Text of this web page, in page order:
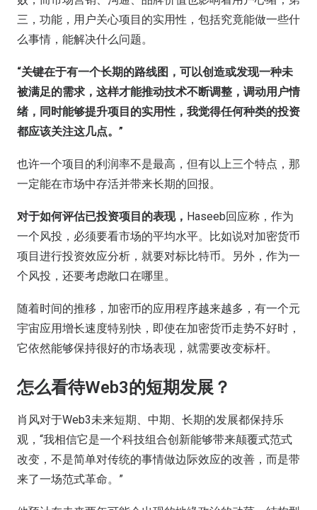
三，功能，用户关心项目的实用性，包括究竟能做一些什
么事情，能解决什么问题。
“关键在于有一个长期的路线图 ， 可以创造或发现一种未
被满足的需求 ， 这样才能推动技术不断调整， 调动用户情
绪，同时能够提升项目的实用性，我觉得任何种类的投资
都应该关注这几点。 ”
也许一个项目的利润率不是最高，但有以上三个特点，那
一定能在市场中存活并带来长期的回报。
对于如何评估已投资项目的表现， Haseeb回应称，作为
一个风投，必须要看市场的平均水平。比如说对加密货币
项目进行投资效应分析，就要对标比特币。另外，作为一
个风投，还要考虑敞口在哪里。
随着时间的推移，加密币的应用程序越来越多，有一个元
宇宙应用增长速度特别快，即使在加密货币走势不好时，
它依然能够保持很好的市场表现，就需要改变标杆。
怎么看待Web3的短期发展？
肖风对于Web3未来短期、中期、长期的发展都保持乐
观，“我相信它是一个科技组合创新能够带来颠覆式范式
改变，不是简单对传统的事情做边际效应的改善，而是带
来了一场范式革命。”